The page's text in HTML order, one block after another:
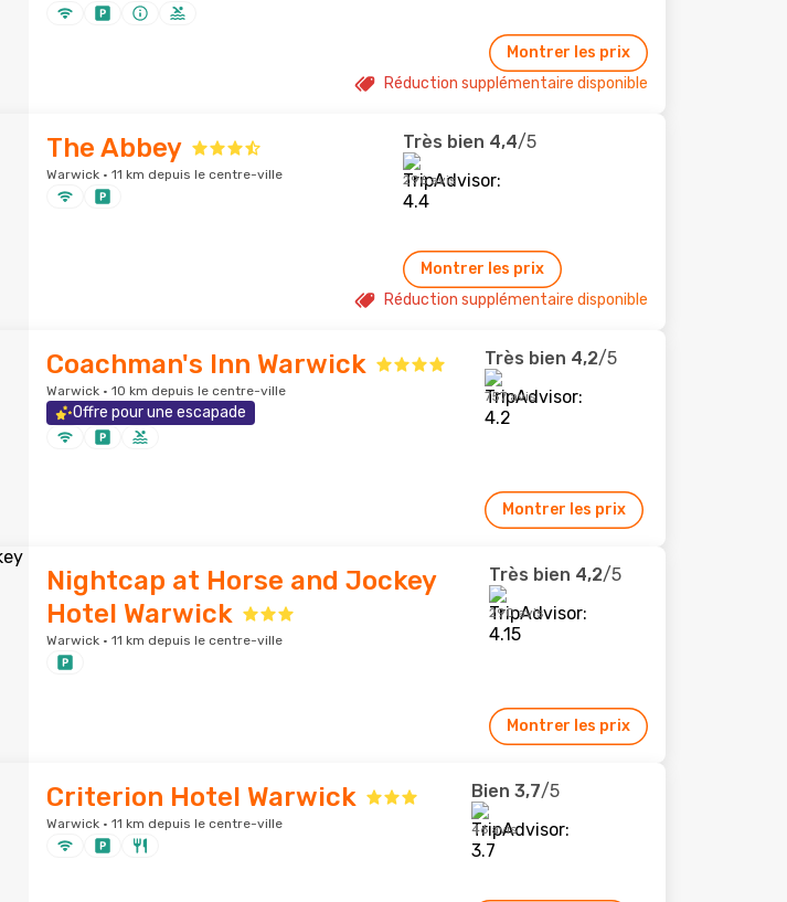
Montrer les prix
Réduction supplémentaire disponible
The Abbey
Warwick · 11 km depuis le centre-ville
Très bien 4,4/5
296 avis
Montrer les prix
Réduction supplémentaire disponible
Coachman's Inn Warwick
Warwick · 10 km depuis le centre-ville
Offre pour une escapade
Très bien 4,2/5
757 avis
Montrer les prix
Nightcap at Horse and Jockey
Hotel Warwick
Warwick · 11 km depuis le centre-ville
Très bien 4,2/5
290 avis
Montrer les prix
Criterion Hotel Warwick
Warwick · 11 km depuis le centre-ville
Bien 3,7/5
46 avis